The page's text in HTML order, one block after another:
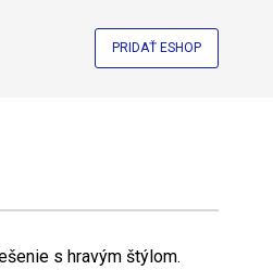
PRIDAŤ ESHOP
s hravým štýlom.